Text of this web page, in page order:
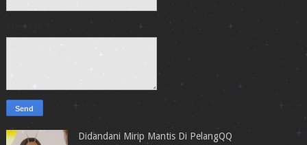
Message
Didandani Mirip Mantis Di PelangQQ